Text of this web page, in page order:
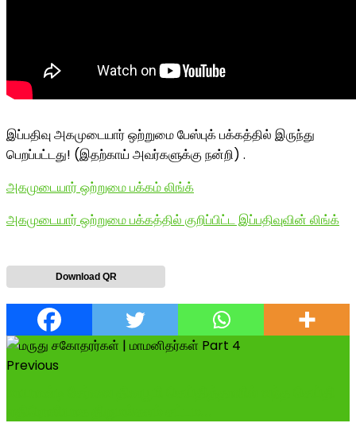
இப்பதிவு அகமுடையார் ஒற்றுமை பேஸ்புக் பக்கத்தில் இருந்து
பெறப்பட்டது! (இதற்காய் அவர்களுக்கு நன்றி) .
அகமுடையார் ஒற்றுமை பக்கம் லிங்க்
அகமுடையார் ஒற்றுமை பக்கத்தில் குறிப்பிட்ட இப்பதிவுவின் லிங்க்
Download QR
Previous